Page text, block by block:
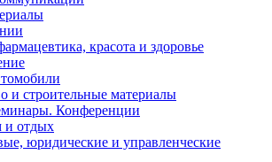
красота и здоровье
и строительные материалы
Конференции
и отдых
юридические и управленческие